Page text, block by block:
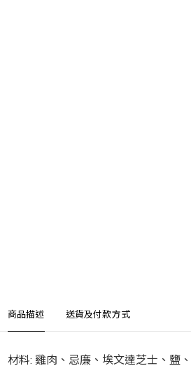
商品描述 送貨及付款方式
材料: 雞肉、忌廉、埃文達芝士、鹽